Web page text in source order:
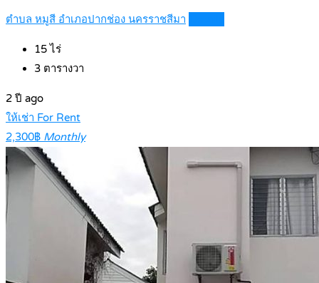
ตำบล หมูสี อำเภอปากช่อง นครราชสีมา
15ไร่
3 ตารางวา
2 ปี ago
ให้เช่า For Rent
2,300฿ Monthly